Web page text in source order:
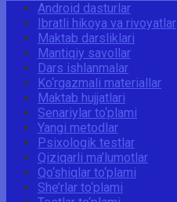
Android dasturlar
Ibratli hikoya va rivoyatlar
Maktab darsliklari
Mantiqiy savollar
Dars ishlanmalar
Ko‘rgazmali materiallar
Maktab hujjatlari
Senariylar to‘plami
Yangi metodlar
Psixologik testlar
Qiziqarli ma’lumotlar
Qo‘shiqlar to‘plami
She’rlar to‘plami